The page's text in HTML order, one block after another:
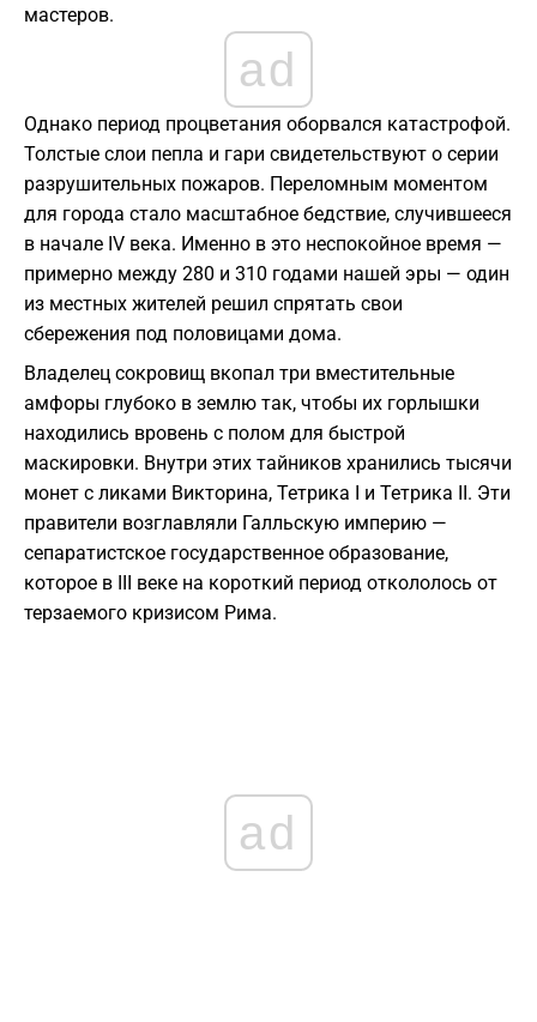
мастеров.
ad
Однако период процветания оборвался катастрофой.
Толстые слои пепла и гари свидетельствуют о серии
разрушительных пожаров. Переломным моментом
для города стало масштабное бедствие, случившееся
в начале IV века. Именно в это неспокойное время —
примерно между 280 и 310 годами нашей эры — один
из местных жителей решил спрятать свои
сбережения под половицами дома.
Владелец сокровищ вкопал три вместительные
амфоры глубоко в землю так, чтобы их горлышки
находились вровень с полом для быстрой
маскировки. Внутри этих тайников хранились тысячи
монет с ликами Викторина, Тетрика I и Тетрика II. Эти
правители возглавляли Галльскую империю —
сепаратистское государственное образование,
которое в III веке на короткий период откололось от
терзаемого кризисом Рима.
ad